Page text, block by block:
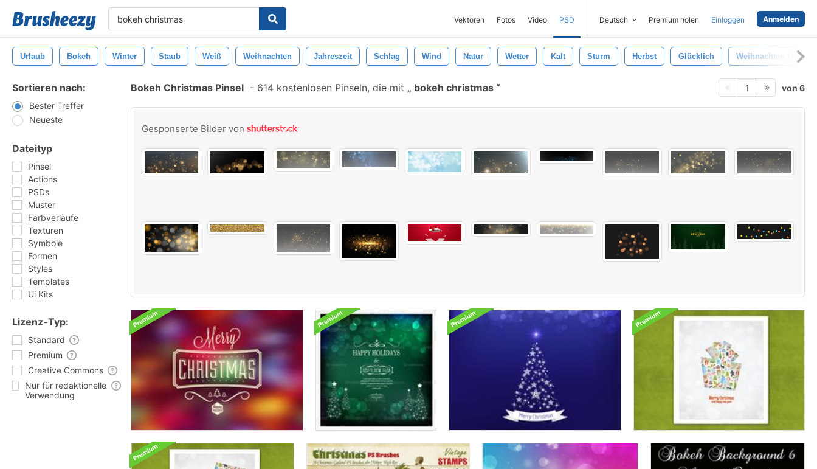
Vektoren Fotos Video PSD Deutsch Premium holen Einloggen Anmelden
Urlaub Bokeh Winter Staub Weiß Weihnachten Jahreszeit Schlag Wind Natur Wetter Kalt Sturm Herbst Glücklich Weihnachten
Sortieren nach:
Bester Treffer
Neueste
Dateityp
Pinsel
Actions
PSDs
Muster
Farbverläufe
Texturen
Symbole
Formen
Styles
Templates
Ui Kits
Lizenz-Typ:
Standard
Premium
Creative Commons
Nur für redaktionelle
Verwendung
Bokeh Christmas Pinsel - 614 kostenlosen Pinseln, die mit bokeh christmas 1 von 6
Gesponserte Bilder von